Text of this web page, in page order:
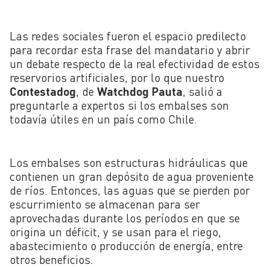
Las redes sociales fueron el espacio predilecto
para recordar esta frase del mandatario y abrir
un debate respecto de la real efectividad de estos
reservorios artificiales, por lo que nuestro
Contestadog, de Watchdog Pauta, salió a
preguntarle a expertos si los embalses son
todavía útiles en un país como Chile.
Los embalses son estructuras hidráulicas que
contienen un gran depósito de agua proveniente
de ríos. Entonces, las aguas que se pierden por
escurrimiento se almacenan para ser
aprovechadas durante los períodos en que se
origina un déficit, y se usan para el riego,
abastecimiento o producción de energía, entre
otros beneficios.